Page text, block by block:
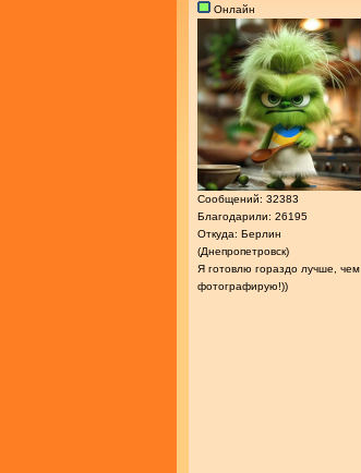
Онлайн
Сообщений: 32383
Благодарили: 26195
Откуда: Берлин
(Днепропетровск)
Я готовлю гораздо лучше, чем
фотографирую!))